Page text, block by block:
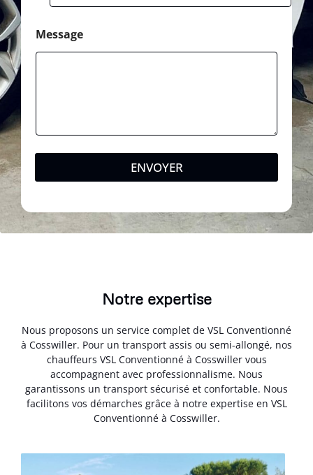
Message
ENVOYER
Notre expertise
Nous proposons un service complet de VSL Conventionné
à Cosswiller. Pour un transport assis ou semi-allongé, nos
chauffeurs VSL Conventionné à Cosswiller vous
accompagnent avec professionnalisme. Nous
garantissons un transport sécurisé et confortable. Nous
facilitons vos démarches grâce à notre expertise en VSL
Conventionné à Cosswiller.